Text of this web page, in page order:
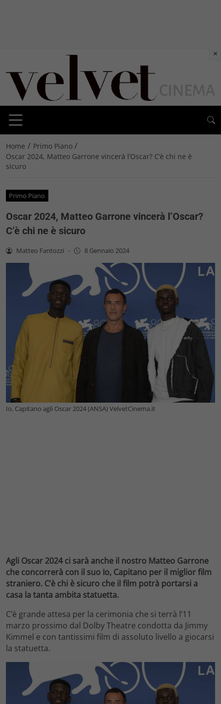
Home / Primo Piano /
Oscar 2024, Matteo Garrone vincerà l’Oscar? C’è chi ne è
sicuro
Primo Piano
Oscar 2024, Matteo Garrone vincerà l’Oscar?
C’è chi ne è sicuro
Matteo Fantozzi - 8 Gennaio 2024
Io, Capitano agli Oscar 2024 (ANSA) VelvetCinema.it
Agli Oscar 2024 ci sarà anche il nostro Matteo Garrone
che concorrerà con il suo Io, Capitano per il miglior film
straniero. C’è chi è sicuro che il film potrà portarsi a
casa la tanta ambita statuetta.
C’è grande attesa per la cerimonia che si terrà l’11
marzo prossimo dal Dolby Theatre condotta da Jimmy
Kimmel e con tantissimi film di assoluto livello a giocarsi
la statuetta.
×